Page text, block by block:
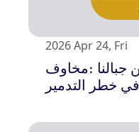
2026 Apr 24, Fri
مخاوف։ النصب التذكاري نحن جبالنا
في خطر التدمير